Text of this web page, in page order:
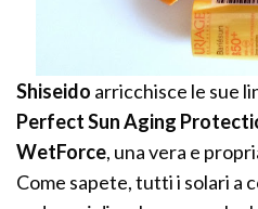
Shiseido arricchisce le sue
Perfect Sun Aging
WetForce, una vera e
Come sapete, tutti i solari a